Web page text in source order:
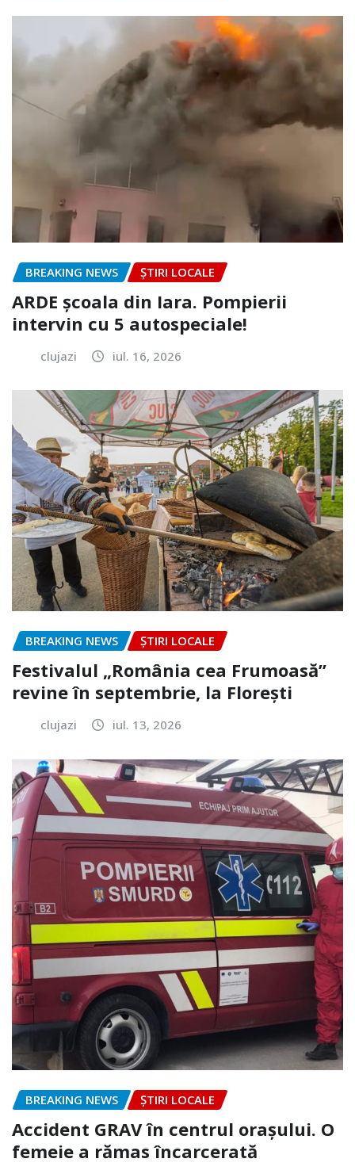
BREAKING NEWS ȘTIRI LOCALE
ARDE școala din Iara. Pompierii
intervin cu 5 autospeciale!
clujazi iul. 16, 2026
BREAKING NEWS ȘTIRI LOCALE
Festivalul „România cea Frumoasă”
revine în septembrie, la Florești
clujazi iul. 13, 2026
BREAKING NEWS ȘTIRI LOCALE
Accident GRAV în centrul orașului. O
femeie a rămas încarcerată